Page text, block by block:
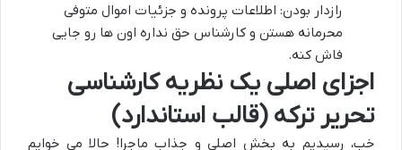
رازدار بودن: اطلاعات پرونده و جزئیات اموال متوفی
محرمانه هستن و کارشناس حق نداره اون ها رو جایی
فاش کنه.
اجزای اصلی یک نظریه کارشناسی
تحریر ترکه (قالب استاندارد)
خب، رسیدیم به بخش اصلی و جذاب ماجرا! حالا می خوایم